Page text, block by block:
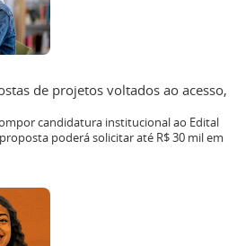
de projetos voltados ao acesso,
candidatura institucional ao Edital
proposta poderá solicitar até R$ 30 mil em